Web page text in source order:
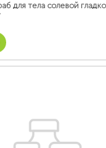
для тела солевой